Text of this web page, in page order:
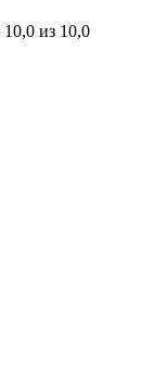
10,0 из 10,0